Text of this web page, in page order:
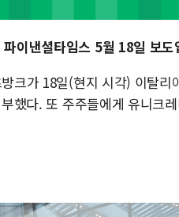
이낸셜타임스 5월 18일 보도
크가 18일(현지 시각) 이탈리
했다. 또 주주들에게 유니크